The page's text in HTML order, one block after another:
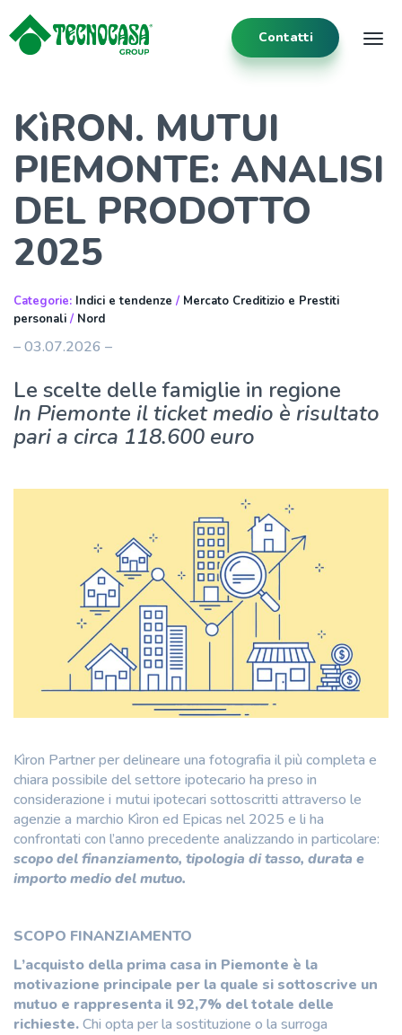
Contatti
KìRON. MUTUI
PIEMONTE: ANALISI
DEL PRODOTTO
2025
Categorie: Indici e tendenze / Mercato Creditizio e Prestiti
personali / Nord
– 03.07.2026 –
Le scelte delle famiglie in regione
In Piemonte il ticket medio è risultato
pari a circa 118.600 euro
Kìron Partner per delineare una fotografia il più completa e
chiara possibile del settore ipotecario ha preso in
considerazione i mutui ipotecari sottoscritti attraverso le
agenzie a marchio Kìron ed Epicas nel 2025 e li ha
confrontati con l’anno precedente analizzando in particolare:
scopo del finanziamento, tipologia di tasso, durata e
importo medio del mutuo.
SCOPO FINANZIAMENTO
L’acquisto della prima casa in Piemonte è la
motivazione principale per la quale si sottoscrive un
mutuo e rappresenta il 92,7% del totale delle
richieste.Chi opta per la sostituzione o la surroga